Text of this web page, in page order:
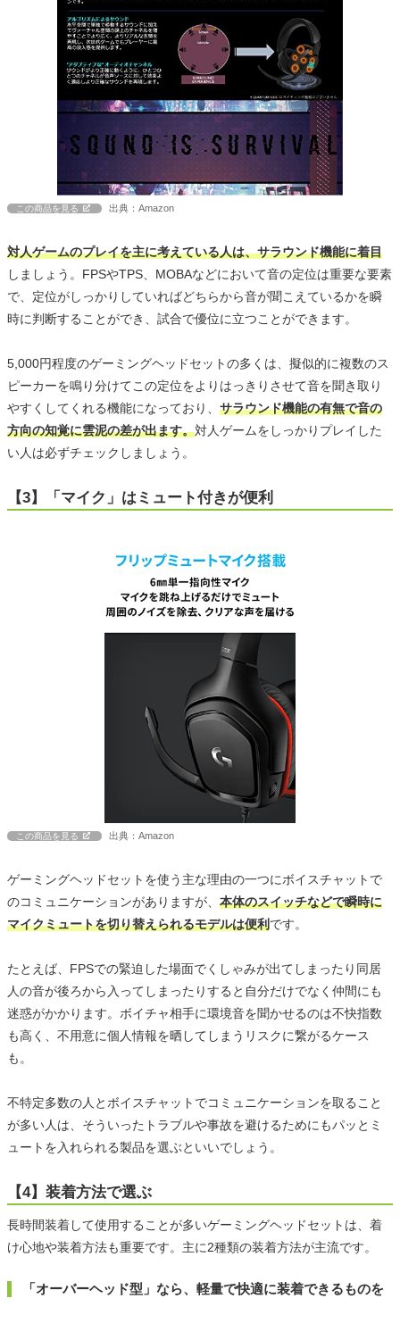
この商品を見る 出典：Amazon
対人ゲームのプレイを主に考えている人は、サラウンド機能に着目
しましょう。FPSやTPS、MOBAなどにおいて音の定位は重要な要素
で、定位がしっかりしていればどちらから音が聞こえているかを瞬
時に判断することができ、試合で優位に立つことができます。
5,000円程度のゲーミングヘッドセットの多くは、擬似的に複数のス
ピーカーを鳴り分けてこの定位をよりはっきりさせて音を聞き取り
やすくしてくれる機能になっており、 サラウンド機能の有無で音の
方向の知覚に雲泥の差が出ます。対人ゲームをしっかりプレイした
い人は必ずチェックしましょう。
【3】「マイク」はミュート付きが便利
この商品を見る 出典：Amazon
ゲーミングヘッドセットを使う主な理由の一つにボイスチャットで
のコミュニケーションがありますが、 本体のスイッチなどで瞬時に
マイクミュートを切り替えられるモデルは便利です。
たとえば、FPSでの緊迫した場面でくしゃみが出てしまったり同居
人の音が後ろから入ってしまったりすると自分だけでなく仲間にも
迷惑がかかります。ボイチャ相手に環境音を聞かせるのは不快指数
も高く、不用意に個人情報を晒してしまうリスクに繋がるケース
も。
不特定多数の人とボイスチャットでコミュニケーションを取ること
が多い人は、そういったトラブルや事故を避けるためにもパッとミ
ュートを入れられる製品を選ぶといいでしょう。
【4】装着方法で選ぶ
長時間装着して使用することが多いゲーミングヘッドセットは、着
け心地や装着方法も重要です。主に2種類の装着方法が主流です。
「オーバーヘッド型」なら、軽量で快適に装着できるものを